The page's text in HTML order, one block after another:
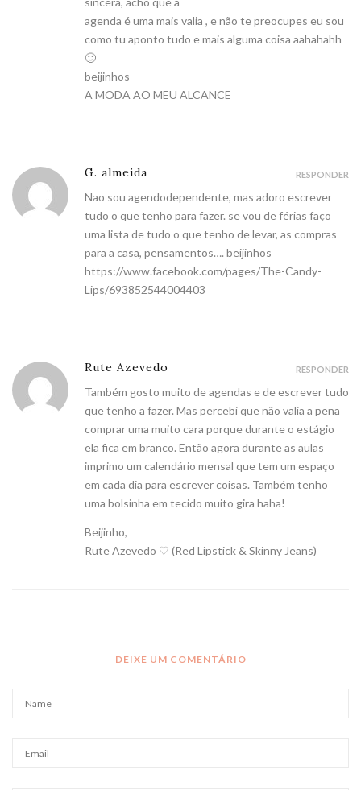
agenda é uma mais valia , e não te preocupes eu sou
como tu aponto tudo e mais alguma coisa aahahahh
🙂
beijinhos
A MODA AO MEU ALCANCE
G. almeida
Nao sou agendodependente, mas adoro escrever
tudo o que tenho para fazer. se vou de férias faço
uma lista de tudo o que tenho de levar, as compras
para a casa, pensamentos…. beijinhos
https://www.facebook.com/pages/The-Candy-
Lips/693852544004403
RESPONDER
Rute Azevedo
Também gosto muito de agendas e de escrever tudo
que tenho a fazer. Mas percebi que não valia a pena
comprar uma muito cara porque durante o estágio
ela fica em branco. Então agora durante as aulas
imprimo um calendário mensal que tem um espaço
em cada dia para escrever coisas. Também tenho
uma bolsinha em tecido muito gira haha!
Beijinho,
Rute Azevedo ♡ (Red Lipstick & Skinny Jeans)
RESPONDER
DEIXE UM COMENTÁRIO